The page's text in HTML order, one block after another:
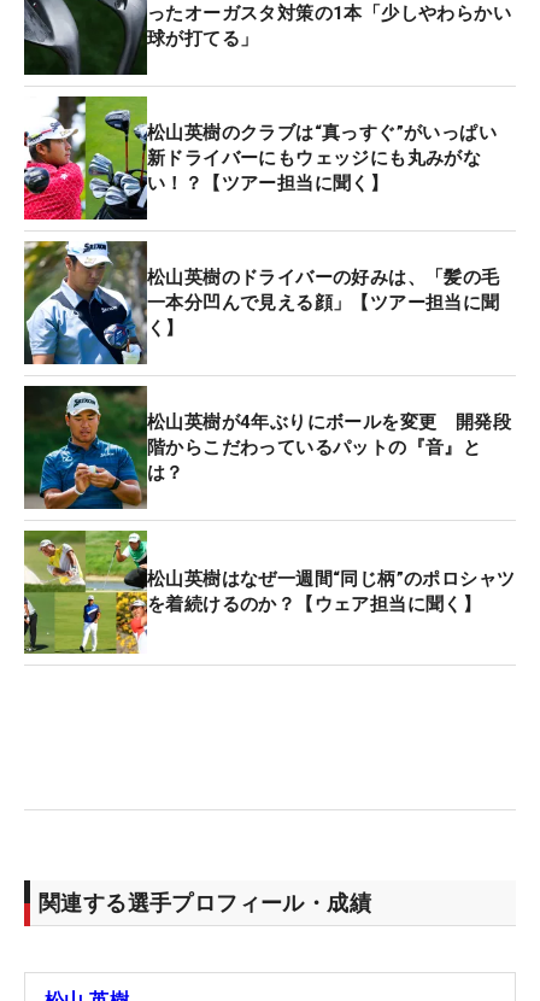
ったオーガスタ対策の1本「少しやわらかい
球が打てる」
松山英樹のクラブは“真っすぐ”がいっぱい
新ドライバーにもウェッジにも丸みがな
い！？【ツアー担当に聞く】
松山英樹のドライバーの好みは、「髪の毛
一本分凹んで見える顔」【ツアー担当に聞
く】
松山英樹が4年ぶりにボールを変更 開発段
階からこだわっているパットの『音』と
は？
松山英樹はなぜ一週間“同じ柄”のポロシャツ
を着続けるのか？【ウェア担当に聞く】
関連する選手プロフィール・成績